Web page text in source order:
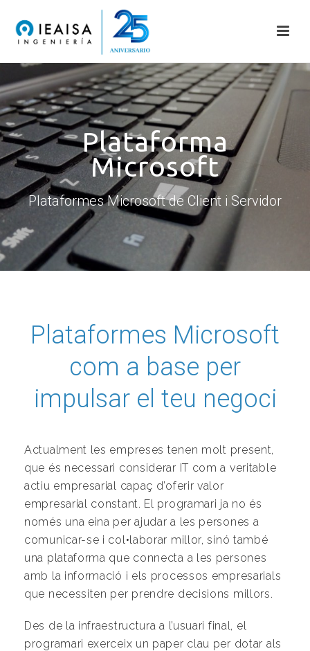
Plataforma
Microsoft
Plataformes Microsoft de Client i Servidor
Plataformes Microsoft
com a base per
impulsar el teu negoci
Actualment les empreses tenen molt present,
que és necessari considerar IT com a veritable
actiu empresarial capaç d’oferir valor
empresarial constant. El programari ja no és
només una eina per ajudar a les persones a
comunicar-se i col•laborar millor, sinó també
una plataforma que connecta a les persones
amb la informació i els processos empresarials
que necessiten per prendre decisions millors.
Des de la infraestructura a l’usuari final, el
programari exerceix un paper clau per dotar als